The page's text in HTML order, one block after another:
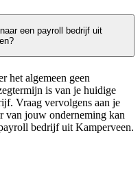
een payroll bedrijf uit
het algemeen geen
is van je huidige
Vraag vervolgens aan je
van jouw onderneming kan
bedrijf uit Kamperveen.